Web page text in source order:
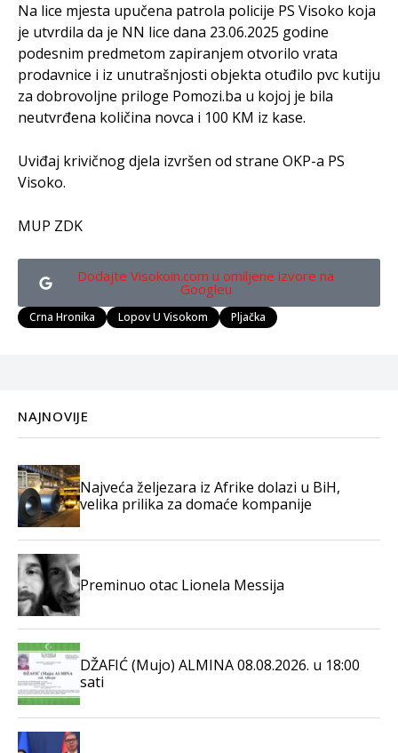
Na lice mjesta upučena patrola policije PS Visoko koja
je utvrdila da je NN lice dana 23.06.2025 godine
podesnim predmetom zapiranjem otvorilo vrata
prodavnice i iz unutrašnjosti objekta otuđilo pvc kutiju
za dobrovoljne priloge Pomozi.ba u kojoj je bila
neutvrđena količina novca i 100 KM iz kase.
Uviđaj krivičnog djela izvršen od strane OKP-a PS
Visoko.
MUP ZDK
Dodajte Visokoin.com u omiljene izvore na
Googleu
Crna Hronika Lopov U Visokom Pljačka
NAJNOVIJE
Najveća željezara iz Afrike dolazi u BiH,
velika prilika za domaće kompanije
Preminuo otac Lionela Messija
DŽAFIĆ (Mujo) ALMINA 08.08.2026. u 18:00
sati